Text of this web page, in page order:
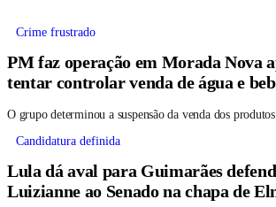
Crime frustrado
PM faz operação em Morada Nova
tentar controlar venda de água e
O grupo determinou a suspensão da venda dos
Candidatura definida
Lula dá aval para Guimarães
Luizianne ao Senado na chapa de